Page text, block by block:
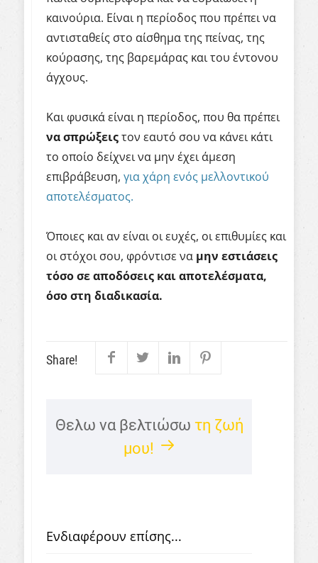
καινούρια. Είναι η περίοδος που πρέπει να
αντισταθείς στο αίσθημα της πείνας, της
κούρασης, της βαρεμάρας και του έντονου
άγχους.
Και φυσικά είναι η περίοδος, που θα πρέπει
νασπρώξειςτον εαυτό σου να κάνει κάτι
το οποίο δείχνει να μην έχει άμεση
επιβράβευση, για χάρη ενός μελλοντικού
αποτελέσματος.
Όποιες και αν είναι οι ευχές, οι επιθυμίες και
οι στόχοι σου, φρόντισε να μην εστιάσεις
τόσο σε αποδόσεις και αποτελέσματα,
όσο στη διαδικασία.
Share!
Θελω να βελτιώσω τη ζωή
μου!
Ενδιαφέρουν επίσης...